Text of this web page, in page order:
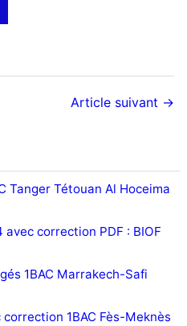
Article suivant →
Tanger Tétouan Al Hoceima
correction PDF : BIOF
1BAC Marrakech-Safi
1BAC Fès-Meknès